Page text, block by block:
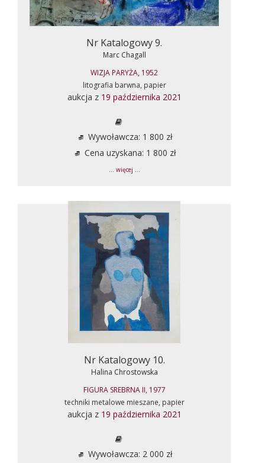
Nr Katalogowy 9.
Marc Chagall
WIZJA PARYŻA, 1952
litografia barwna, papier
aukcja z 19 października 2021
Wywoławcza: 1 800 zł
Cena uzyskana: 1 800 zł
... więcej ...
Nr Katalogowy 10.
Halina Chrostowska
FIGURA SREBRNA II, 1977
techniki metalowe mieszane, papier
aukcja z 19 października 2021
Wywoławcza: 2 000 zł